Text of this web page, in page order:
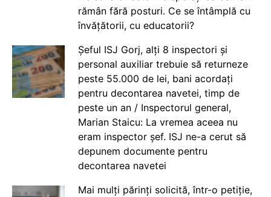
rămân fără posturi. Ce se întâmplă cu
învățătorii, cu educatorii?
Șeful ISJ Gorj, alți 8 inspectori și
personal auxiliar trebuie să returneze
peste 55.000 de lei, bani acordați
pentru decontarea navetei, timp de
peste un an / Inspectorul general,
Marian Staicu: La vremea aceea nu
eram inspector șef. ISJ ne-a cerut să
depunem documente pentru
decontarea navetei
Mai mulți părinți solicită, într-o petiție,